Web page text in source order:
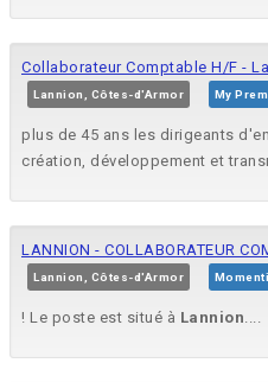
Collaborateur Comptable H/F -
Lannion, Côtes-d'Armor My
plus de 45 ans les dirigeants
création, développement et
LANNION - COLLABORATEUR
Lannion, Côtes-d'Armor Momenti
! Le poste est situé à Lannion....